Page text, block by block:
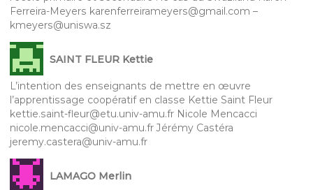
Ferreira-Meyers karenferreirameyers@gmail.com –
kmeyers@uniswa.sz
SAINT FLEUR Kettie
L’intention des enseignants de mettre en œuvre
l’apprentissage coopératif en classe Kettie Saint Fleur
kettie.saint-fleur@etu.univ-amu.fr Nicole Mencacci
nicole.mencacci@univ-amu.fr Jérémy Castéra
jeremy.castera@univ-amu.fr
LAMAGO Merlin